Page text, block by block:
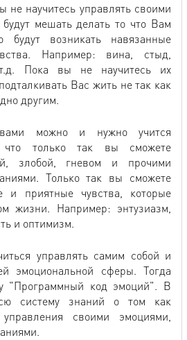
научитесь управлять своими
мешать делать то что Вам
будут возникать навязанные
Например: вина, стыд,
Пока вы не научитесь их
Вас жить не так как
другим.
можно и нужно учится
что только так вы сможете
злобой, гневом и прочими
Только так вы сможете
и приятные чувства, которые
жизни. Например: энтузиазм,
и оптимизм.
управлять самим собой и
эмоциональной сферы. Тогда
"Программный код эмоций". В
систему знаний о том как
своими эмоциями,